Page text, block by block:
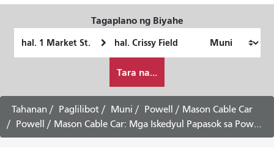
Tagaplano ng Biyahe
ko
gustong
maglakbay
Tara na...
Tahanan Paglilibot Muni
Powell / Mason Cable Car
Powell / Mason Cable Car: Mga Iskedyul Papasok sa Powell at Market -